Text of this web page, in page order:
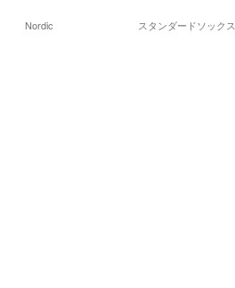
Nordic
スタンダードソックス